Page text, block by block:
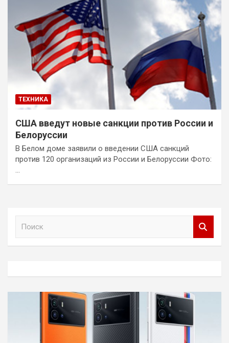
ТЕХНИКА
США введут новые санкции против России и
Белоруссии
В Белом доме заявили о введении США санкций
против 120 организаций из России и Белоруссии Фото:
…